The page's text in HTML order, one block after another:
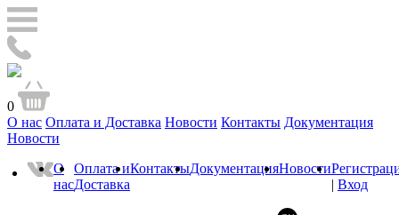
0
О нас Оплата и Доставка Новости Контакты Документация
Новости
О
нас
Оплата и
Доставка
КонтактыДокументацияНовости
| Вход